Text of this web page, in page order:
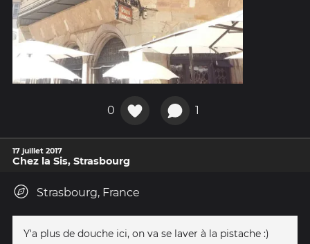
0 1
17 juillet 2017
Chez la Sis, Strasbourg
Strasbourg, France
Y'a plus de douche ici, on va se laver à la pistache :)